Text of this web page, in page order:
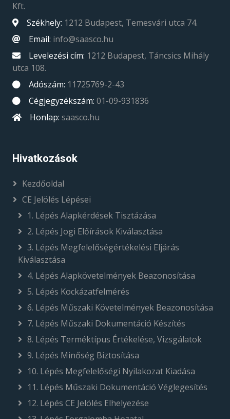
Kft.
Székhely: 1212 Budapest, Temesvári utca 74.
Email: info@saasco.hu
Levelezési cím: 1212 Budapest, Táncsics Mihály
utca 108.
Adószám: 11725769-2-43
Cégjegyzékszám: 01-09-931836
Honlap: saasco.hu
Hivatkozások
Kezdőoldal
CE Jelölés Lépései
1. Lépés Alapkérdések Tisztázása
2. Lépés Jogi Előírások Kiválasztása
3. Lépés Megfelelőségértékelési Eljárás
Kiválasztása
4. Lépés Alapkövetelmények Beazonosítása
5. Lépés Kockázatfelmérés
6. Lépés Műszaki Követelmények Beazonosítása
7. Lépés Műszaki Dokumentáció Készítés
8. Lépés Terméktípus Értékelése, Vizsgálatok
9. Lépés Minőség Biztosítása
10. Lépés Megfelelőségi Nyilakozat Kiadása
11. Lépés Műszaki Dokumentáció Véglegesítés
12. Lépés CE Jelölés Elhelyezése